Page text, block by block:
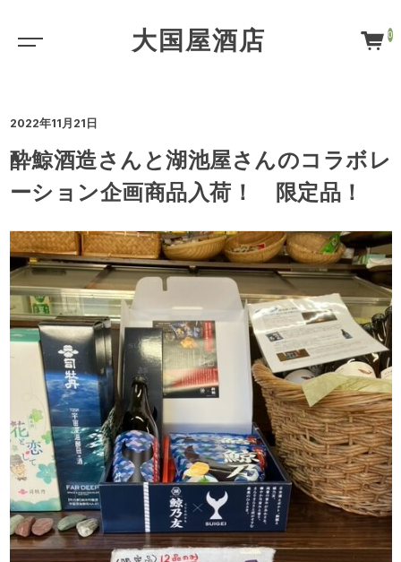
大国屋酒店 0
2022年11月21日
酔鯨酒造さんと湖池屋さんのコラボレ
ーション企画商品入荷！ 限定品！